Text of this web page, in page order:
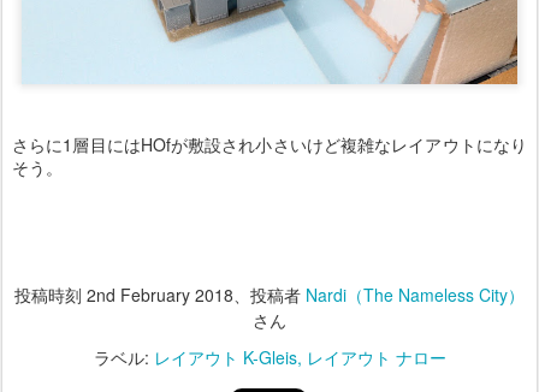
さらに1層目にはHOfが敷設され小さいけど複雑なレイアウトになり
そう。
投稿時刻 2nd February 2018、投稿者 Nardi（The Nameless City）
さん
ラベル: レイアウト K-Gleis レイアウト ナロー